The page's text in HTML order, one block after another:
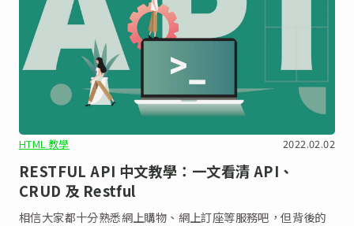
HTML 教學 2022.02.02
RESTFUL API 中文教學：一文看清 API、
CRUD 及 Restful
相信大家都十分熟悉網上購物、網上訂座等服務吧，但背後的